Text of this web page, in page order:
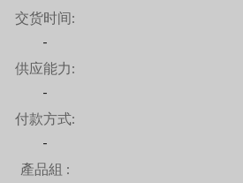
交货时间:
-
供应能力:
-
付款方式:
-
產品組 :